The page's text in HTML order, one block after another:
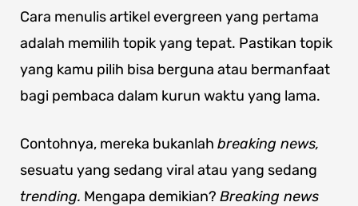
Cara menulis artikel evergreen yang pertama
adalah memilih topik yang tepat. Pastikan topik
yang kamu pilih bisa berguna atau bermanfaat
bagi pembaca dalam kurun waktu yang lama.
Contohnya, mereka bukanlah breaking news,
sesuatu yang sedang viral atau yang sedang
trending. Mengapa demikian? Breaking news